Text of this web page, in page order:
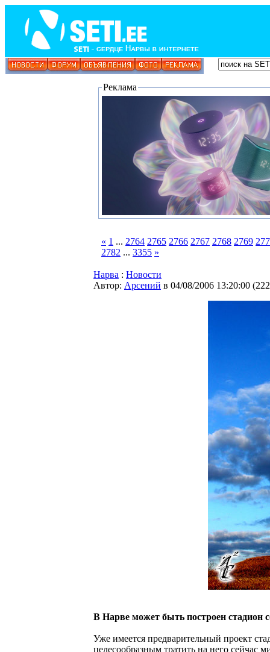
Реклама
« 1 ... 2764 2765 2766 2767 2768 2769
2782 ... 3355 »
Нарва : Новости
Автор: Арсений в 04/08/2006 13:20:00 (
В Нарве может быть построен
Уже имеется предварительный проект
целесообразным тратить на него сейчас